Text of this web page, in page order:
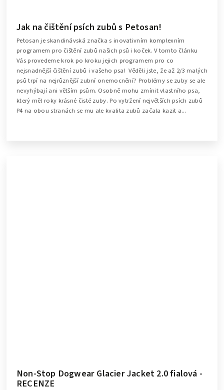
Jak na čištění psích zubů s Petosan!
Petosan je skandinávská značka s inovativním komplexním
programem pro čištění zubů našich psů i koček. V tomto článku
Vás provedeme krok po kroku jejich programem pro co
nejsnadnější čištění zubů i vašeho psa! Věděli jste, že až 2/3 malých
psů trpí na nejrůznější zubní onemocnění? Problémy se zuby se ale
nevyhýbají ani větším psům. Osobně mohu zmínit vlastního psa,
který měl roky krásné čisté zuby. Po vytržení největších psích zubů
P4 na obou stranách se mu ale kvalita zubů začala kazit a...
Non-Stop Dogwear Glacier Jacket 2.0 fialová -
RECENZE